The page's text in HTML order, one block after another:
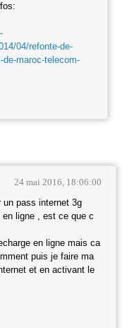
04/refonte-de-
de-maroc-telecom-
24 mai 2016, 18:06:00
un pass internet 3g
ligne , est ce que c
en ligne mais ca
puis je faire ma
et en activant le